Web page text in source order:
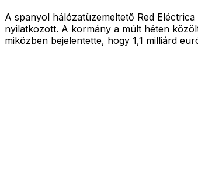
A spanyol hálózatüzemeltető Red
nyilatkozott. A kormány a múlt héten
miközben bejelentette, hogy 1,1 milliárd